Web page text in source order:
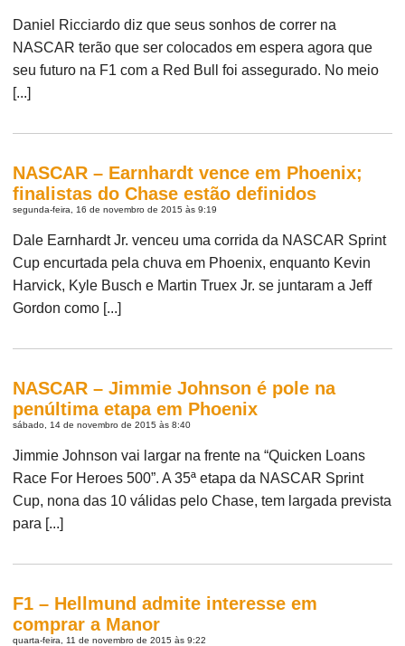
Daniel Ricciardo diz que seus sonhos de correr na
NASCAR terão que ser colocados em espera agora que
seu futuro na F1 com a Red Bull foi assegurado. No meio
[...]
NASCAR – Earnhardt vence em Phoenix;
finalistas do Chase estão definidos
segunda-feira, 16 de novembro de 2015 às 9:19
Dale Earnhardt Jr. venceu uma corrida da NASCAR Sprint
Cup encurtada pela chuva em Phoenix, enquanto Kevin
Harvick, Kyle Busch e Martin Truex Jr. se juntaram a Jeff
Gordon como [...]
NASCAR – Jimmie Johnson é pole na
penúltima etapa em Phoenix
sábado, 14 de novembro de 2015 às 8:40
Jimmie Johnson vai largar na frente na “Quicken Loans
Race For Heroes 500”. A 35ª etapa da NASCAR Sprint
Cup, nona das 10 válidas pelo Chase, tem largada prevista
para [...]
F1 – Hellmund admite interesse em
comprar a Manor
quarta-feira, 11 de novembro de 2015 às 9:22